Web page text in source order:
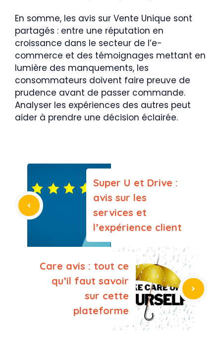
En somme, les avis sur Vente Unique sont
partagés : entre une réputation en
croissance dans le secteur de l’e-
commerce et des témoignages mettant en
lumière des manquements, les
consommateurs doivent faire preuve de
prudence avant de passer commande.
Analyser les expériences des autres peut
aider à prendre une décision éclairée.
Super U et Drive :
avis sur les
services et
l’expérience client
Care avis : tout ce
qu’il faut savoir
sur cette
plateforme